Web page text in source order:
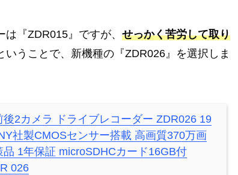
『ZDR015』ですが、 せっかく苦労して取り
いうことで、新機種の『ZDR026』を選択しま
2カメラ ドライブレコーダー ZDR026 19
社製CMOSセンサー搭載 高画質370万画
1年保証 microSDHCカード16GB付
026